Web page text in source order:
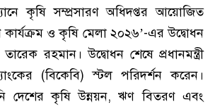
কৃষি সম্প্রসারণ অধিদপ্তর আয়োজিত
ও কৃষি মেলা ২০২৬’-এর উদ্বোধন
তারেক রহমান। উদ্বোধন শেষে প্রধানমন্ত্রী
(বিকেবি) স্টল পরিদর্শন করেন।
দেশের কৃষি উন্নয়ন, ঋণ বিতরণ এবং